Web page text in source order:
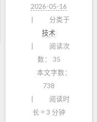
2026-05-16
分类于
技术
阅读次
数：
35
本文字数：
738
阅读时
长 ≈ 3 分钟